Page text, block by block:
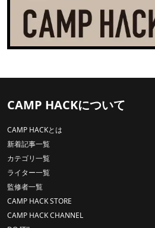
CAMP HACKについて
CAMP HACKとは
新着記事一覧
カテゴリ一覧
ライター一覧
監修者一覧
CAMP HACK STORE
CAMP HACK CHANNEL